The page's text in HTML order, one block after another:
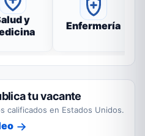
y
Enfermería
tu vacante
calificados en Estados Unidos.